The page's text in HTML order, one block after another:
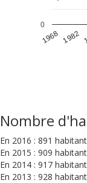
1968 1982
0
Nombre
En 2016 : 891
En 2015 : 909
En 2014 : 917
En 2013 : 928